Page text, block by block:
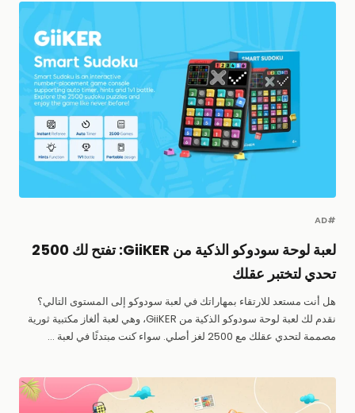
#AD
لعبة لوحة سودوكو الذكية من GiiKER: تفتح لك 2500
تحدي لتختبر عقلك
هل أنت مستعد للارتقاء بمهاراتك في لعبة سودوكو إلى المستوى التالي؟
نقدم لك لعبة لوحة سودوكو الذكية من GiiKER، وهي لعبة ألغاز مكتبية ثورية
مصممة لتحدي عقلك مع 2500 لغز أصلي. سواء كنت مبتدئًا في لعبة ...